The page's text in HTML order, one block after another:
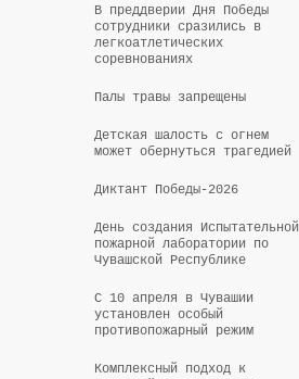
В преддверии Дня Победы
сотрудники сразились в
легкоатлетических
соревнованиях
Палы травы запрещены
Детская шалость с огнем
может обернуться трагедией
Диктант Победы-2026
День создания Испытательной
пожарной лаборатории по
Чувашской Республике
С 10 апреля в Чувашии
установлен особый
противопожарный режим
Комплексный подход к